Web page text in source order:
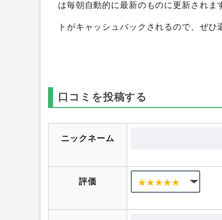
は毎朝自動的に最新のものに更新され
トがキャッシュバックされるので、ぜひ
口コミを投稿する
ニックネーム
評価